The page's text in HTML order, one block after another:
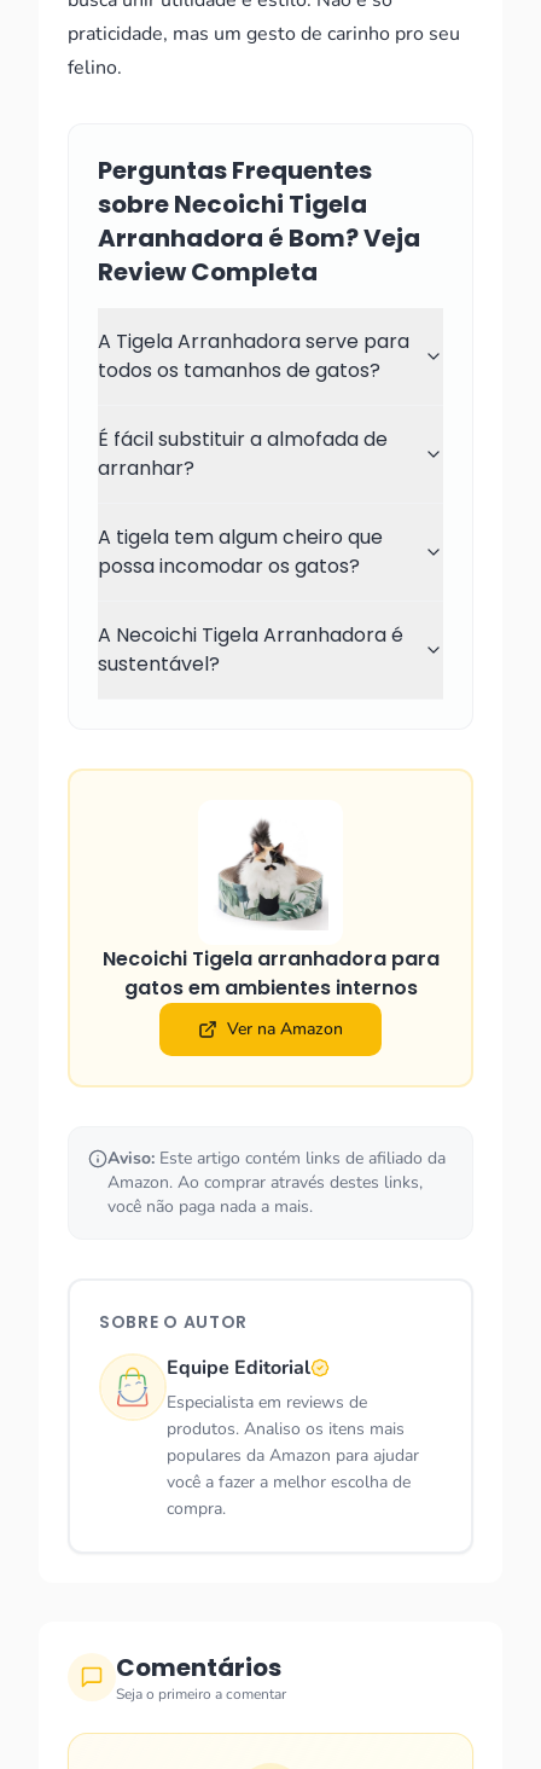
praticidade, mas um gesto de carinho pro seu
felino.
Perguntas Frequentes
sobre Necoichi Tigela
Arranhadora é Bom? Veja
Review Completa
A Tigela Arranhadora serve para
todos os tamanhos de gatos?
É fácil substituir a almofada de
arranhar?
A tigela tem algum cheiro que
possa incomodar os gatos?
A Necoichi Tigela Arranhadora é
sustentável?
Necoichi Tigela arranhadora para
gatos em ambientes internos
Ver na Amazon
Aviso: Este artigo contém links de afiliado da
Amazon. Ao comprar através destes links,
você não paga nada a mais.
SOBRE O AUTOR
Equipe Editorial
Especialista em reviews de
produtos. Analiso os itens mais
populares da Amazon para ajudar
você a fazer a melhor escolha de
compra.
Comentários
Seja o primeiro a comentar